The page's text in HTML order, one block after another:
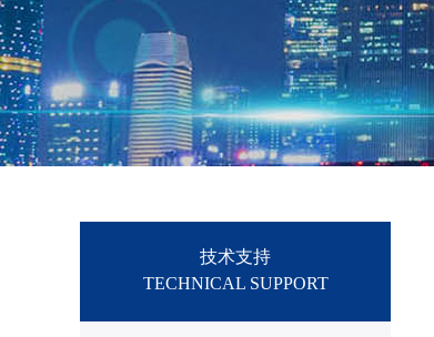
技术支持
TECHNICAL SUPPORT